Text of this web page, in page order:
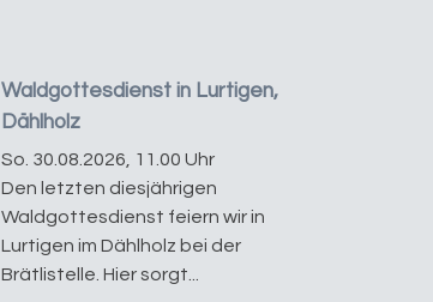
Waldgottesdienst in Lurtigen,
Dählholz
So. 30.08.2026, 11.00 Uhr
Den letzten diesjährigen
Waldgottesdienst feiern wir in
Lurtigen im Dählholz bei der
Brätlistelle. Hier sorgt...